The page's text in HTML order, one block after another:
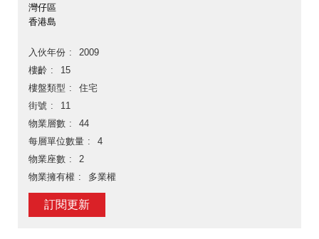
灣仔區
香港島
入伙年份
2009
樓齡
15
樓盤類型
住宅
街號
11
物業層數
44
每層單位數量
4
物業座數
2
物業擁有權
多業權
訂閱更新